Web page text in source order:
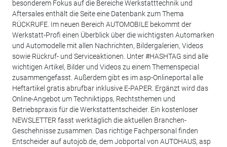
besonderem Fokus auf die Bereiche Werkstatttechnik und
Aftersales enthält die Seite eine Datenbank zum Thema
RÜCKRUFE. Im neuen Bereich AUTOMOBILE bekommt der
Werkstatt-Profi einen Überblick über die wichtigsten Automarken
und Automodelle mit allen Nachrichten, Bildergalerien, Videos
sowie Rückruf- und Serviceaktionen. Unter #HASHTAG sind alle
wichtigen Artikel, Bilder und Videos zu einem Themenspecial
zusammengefasst. Außerdem gibt es im asp-Onlineportal alle
Heftartikel gratis abrufbar inklusive E-PAPER. Ergänzt wird das
Online-Angebot um Techniktipps, Rechtsthemen und
Betriebspraxis für die Werkstattentscheider. Ein kostenloser
NEWSLETTER fasst werktäglich die aktuellen Branchen-
Geschehnisse zusammen. Das richtige Fachpersonal finden
Entscheider auf autojob.de, dem Jobportal von AUTOHAUS, asp